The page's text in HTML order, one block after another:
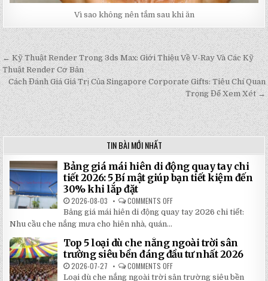
Vì sao không nên tắm sau khi ăn
Post
navigation
← Kỹ Thuật Render Trong 3ds Max: Giới Thiệu Về V-Ray Và Các Kỹ
Thuật Render Cơ Bản
Cách Đánh Giá Giá Trị Của Singapore Corporate Gifts: Tiêu Chí Quan
Trọng Để Xem Xét →
TIN BÀI MỚI NHẤT
Bảng giá mái hiên di động quay tay chi
tiết 2026: 5 Bí mật giúp bạn tiết kiệm đến
30% khi lắp đặt
2026-08-03 COMMENTS OFF
BẢNG
GIÁ
ĐỘNG
QUAY
TAY
TIẾT
Bảng giá mái hiên di động quay tay 2026 chi tiết:
Nhu cầu che nắng mưa cho hiên nhà, quán...
Top 5 loại dù che nắng ngoài trời sân
trường siêu bền đáng đầu tư nhất 2026
2026-07-27 COMMENTS OFF
TOP
Loại dù che nắng ngoài trời sân trường siêu bền